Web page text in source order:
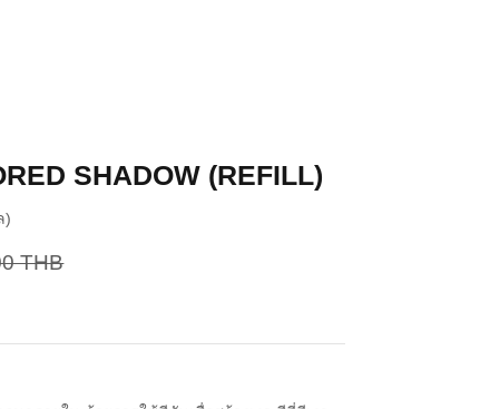
SHADOW (REFILL)
)
THB